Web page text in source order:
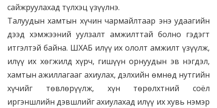
сайжруулахад түлхэц үзүүлнэ.
Талуудын хамтын хүчин чармайлтаар энэ удаагийн
дээд хэмжээний уулзалт амжилттай болно гэдэгт
итгэлтэй байна. ШХАБ илүү их ололт амжилт үзүүлж,
илүү их хөгжилд хүрч, гишүүн орнуудын эв нэгдэл,
хамтын ажиллагааг ахиулах, дэлхийн өмнөд нутгийн
хүчийг төвлөрүүлж, хүн төрөлхтний соёл
иргэншлийн дэвшлийг ахиулахад илүү их хувь нэмэр